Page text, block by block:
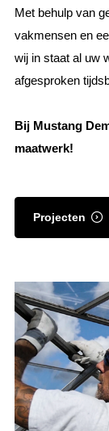
Met behulp van
vakmensen en
wij in staat al uw
afgesproken
Bij Mustang
maatwerk!
Projecten